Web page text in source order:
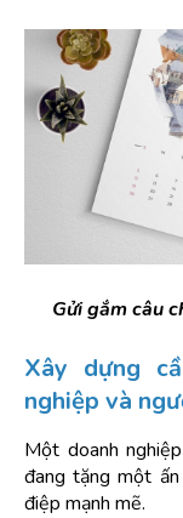
Gửi gắm câu
Xây dựng
nghiệp và
Một doanh
đang tặng một
điệp mạnh mẽ.